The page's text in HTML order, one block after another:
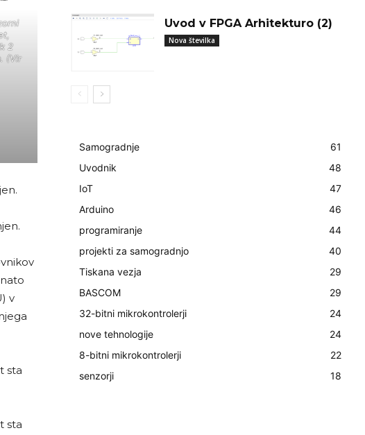
2
(Vir
v
sta
sta
Uvod v FPGA Arhitekturo (2)
Nova številka
Samogradnje
61
Uvodnik
48
IoT
47
Arduino
46
programiranje
44
projekti za samogradnjo
40
Tiskana vezja
29
BASCOM
29
32-bitni mikrokontrolerji
24
nove tehnologije
24
8-bitni mikrokontrolerji
22
senzorji
18